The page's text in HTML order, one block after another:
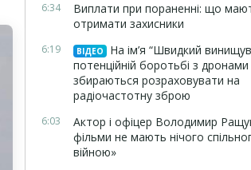
6:34
Виплати при пораненні: що
отримати захисники
6:19 ВІДЕО
На ім’я “Швидкий
потенційній боротьбі з дронами
збираються розраховувати на
радіочастотну зброю
6:03
Актор і офіцер Володимир
фільми не мають нічого
війною»